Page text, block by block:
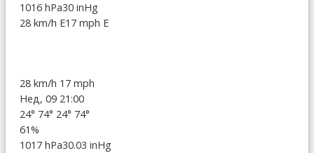
1016 hPa30 inHg
28 km/h E17 mph E
28 km/h 17 mph
Нед, 09 21:00
24° 74° 24° 74°
61%
1017 hPa30.03 inHg